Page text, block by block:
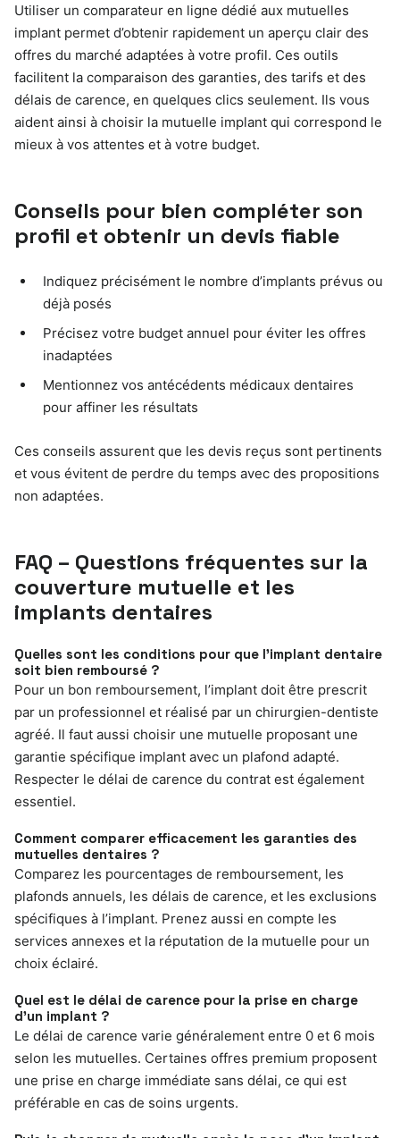
Utiliser un comparateur en ligne dédié aux mutuelles
implant permet d’obtenir rapidement un aperçu clair des
offres du marché adaptées à votre profil. Ces outils
facilitent la comparaison des garanties, des tarifs et des
délais de carence, en quelques clics seulement. Ils vous
aident ainsi à choisir la mutuelle implant qui correspond le
mieux à vos attentes et à votre budget.
Conseils pour bien compléter son
profil et obtenir un devis fiable
Indiquez précisément le nombre d’implants prévus ou
déjà posés
Précisez votre budget annuel pour éviter les offres
inadaptées
Mentionnez vos antécédents médicaux dentaires
pour affiner les résultats
Ces conseils assurent que les devis reçus sont pertinents
et vous évitent de perdre du temps avec des propositions
non adaptées.
FAQ – Questions fréquentes sur la
couverture mutuelle et les
implants dentaires
Quelles sont les conditions pour que l’implant dentaire
soit bien remboursé ?
Pour un bon remboursement, l’implant doit être prescrit
par un professionnel et réalisé par un chirurgien-dentiste
agréé. Il faut aussi choisir une mutuelle proposant une
garantie spécifique implant avec un plafond adapté.
Respecter le délai de carence du contrat est également
essentiel.
Comment comparer efficacement les garanties des
mutuelles dentaires ?
Comparez les pourcentages de remboursement, les
plafonds annuels, les délais de carence, et les exclusions
spécifiques à l’implant. Prenez aussi en compte les
services annexes et la réputation de la mutuelle pour un
choix éclairé.
Quel est le délai de carence pour la prise en charge
d’un implant ?
Le délai de carence varie généralement entre 0 et 6 mois
selon les mutuelles. Certaines offres premium proposent
une prise en charge immédiate sans délai, ce qui est
préférable en cas de soins urgents.